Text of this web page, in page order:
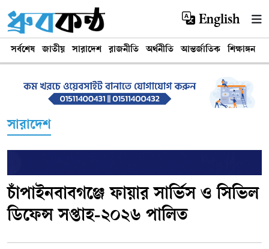
English
সর্বশেষ জাতীয় সারাদেশ রাজনীতি অর্থনীতি আন্তর্জাতিক শিক্ষাঙ্গন
সারাদেশ
চাঁপাইনবাবগঞ্জে ফায়ার সার্ভিস ও সিভিল
ডিফেন্স সপ্তাহ-২০২৬ পালিত